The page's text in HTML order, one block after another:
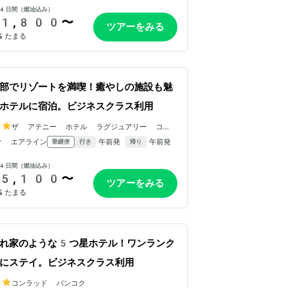
間（燃油込み）
〜
たまる
ツアーをみる
でリゾートを満喫！癒やしの施設も魅
テルに宿泊。ビジネスクラス利用
ザ アテニー ホテル ラグジュアリー コレク
ション ホテル バンコク
エアライン 乗継便 行き 午前発 帰り 午前発
間（燃油込み）
〜
たまる
ツアーをみる
家のような5つ星ホテル！ワンランク
ステイ。ビジネスクラス利用
コンラッド バンコク